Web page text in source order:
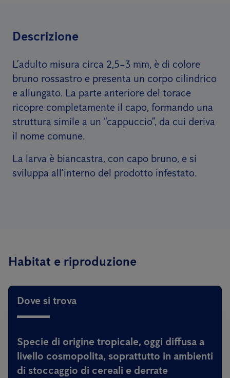
Descrizione
L’adulto misura circa 2,5–3 mm, è di colore
bruno rossastro e presenta un corpo cilindrico
e allungato. La parte anteriore del torace
ricopre completamente il capo, formando una
struttura simile a un “cappuccio”, da cui deriva
il nome comune.
La larva è biancastra, con capo bruno, e si
sviluppa all’interno del prodotto infestato.
Habitat e riproduzione
Dove si trova
Specie di origine tropicale, oggi diffusa a
livello cosmopolita, soprattutto in ambienti
di stoccaggio di cereali e derrate